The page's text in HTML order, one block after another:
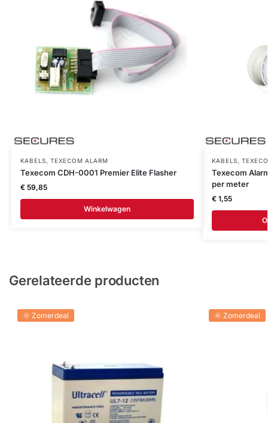
KABELS,TEXECOM ALARM
Texecom CDH-0001 Premier Elite Flasher
€59,85
Winkelwagen
KABELS,
Texecom
per meter
€1,55
Gerelateerde producten
🌞 Zomerdeal 🌞 Zomerdeal